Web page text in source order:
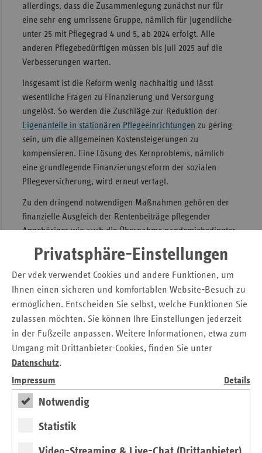
Privatsphäre-Einstellungen
Der vdek verwendet Cookies und andere Funktionen, um
Ihnen einen sicheren und komfortablen Website-Besuch zu
ermöglichen. Entscheiden Sie selbst, welche Funktionen Sie
zulassen möchten. Sie können Ihre Einstellungen jederzeit
in der Fußzeile anpassen. Weitere Informationen, etwa zum
Umgang mit Drittanbieter-Cookies, finden Sie unter
Datenschutz.
Impressum
Details
Notwendig
Statistik
allerdings, dass die Zusammenlegung zunächst nur für
eine sehr eng umrissene Gruppe, nämlich für Jugendliche
unter 25 mit Pflegegrad 4 und 5, ab 2024 erfolgt. Alle
anderen Pflegebedürftigen müssen bis Juli 2025 auf die
Verbesserungen warten.
Insgesamt ist die Reform wenig nachhaltig und lässt
wesentliche Fragen zu Finanzierung und Versorgung
ungelöst. So werden die Zuschläge zur Reduktion der
Eigenanteile in stationären Pflegeeinrichtungen zu gering
sein, um die allgemeinen Kostensteigerungen zu
kompensieren. Eine Lösung des Kernproblems, nämlich
eine grundlegende Finanzierungsreform der sozialen
Pflegeversicherung, wird erneut vertagt.
Zu den dringend notwendigen Maßnahmen gehören der
finanzielle Ausgleich der Rentenbeiträge pflegender
Angehöriger wie auch die Übernahme pandemiebedingter
denn je aufgefordert, die Investitionskosten der stationären
Altenpflege zu übernehmen, um die Eigenanteile zu
entlasten. Auch eine Beteiligung der privaten
Pflegeversicherung am Finanzausgleich der Pflege ist
überfällig.“
» Aktuelle Fotos der vdek-Vorstandsvorsitzenden für die
Berichterstattung finden Sie in unserem Bildarchiv.
Pressemitteilung zum Download
Pflegereform (PUEG) im Gesundheitsausschuss –
Verhinderungspflege hilft den Betroffenen, weitere
Schritte für nachhaltige Finanzierung notwendig